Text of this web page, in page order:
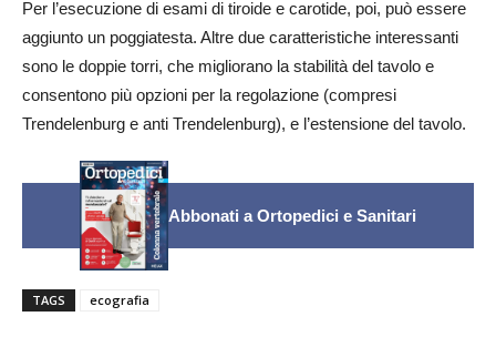
Per l’esecuzione di esami di tiroide e carotide, poi, può essere
aggiunto un poggiatesta. Altre due caratteristiche interessanti
sono le doppie torri, che migliorano la stabilità del tavolo e
consentono più opzioni per la regolazione (compresi
Trendelenburg e anti Trendelenburg), e l’estensione del tavolo.
Abbonati a Ortopedici e Sanitari
TAGS ecografia